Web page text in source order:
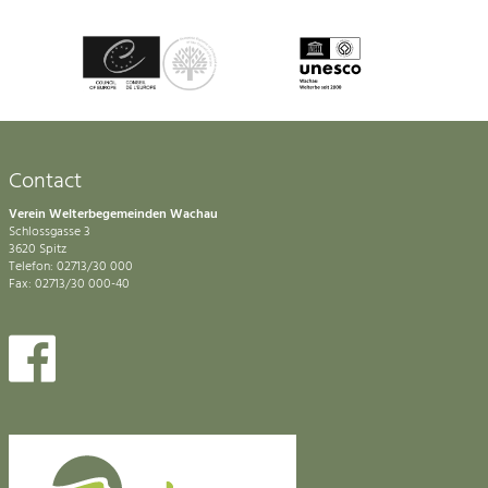
Contact
Verein Welterbegemeinden Wachau
Schlossgasse 3
3620 Spitz
Telefon: 02713/30 000
Fax: 02713/30 000-40